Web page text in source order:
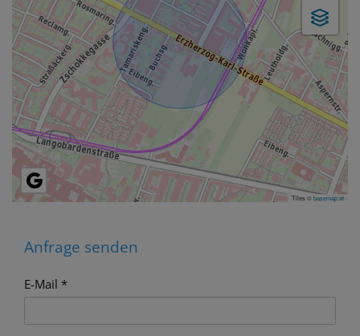
Tiles ©basemap.at
Anfrage senden
E-Mail